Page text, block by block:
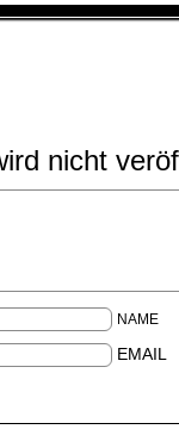
nicht
NAME
EMAIL